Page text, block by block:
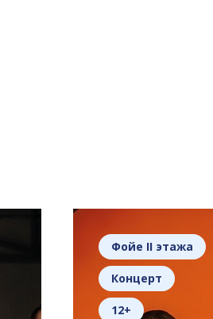
Фойе II этажа
Концерт
12+